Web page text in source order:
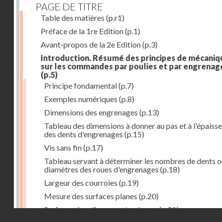
PAGE DE TITRE
Table des matières (p.r1)
Préface de la 1re Edition(p.1)
Avant-propos de la 2e Edition(p.3)
Introduction. Résumé des principes de
sur les commandes par poulies et par
(p.5)
Principe fondamental(p.7)
Exemples numériques (p.8)
Dimensions des engrenages (p.13)
Tableau des dimensions à donner au pas et à
des dents d'engrenages (p.15)
Vis sans fin(p.17)
Tableau servant à déterminer les nombres de dents
diamètres des roues d'engrenages (p.18)
Largeur des courroies (p.19)
Mesure des surfaces planes (p.20)
Surfaces dans l'espace et volumes(p.21)